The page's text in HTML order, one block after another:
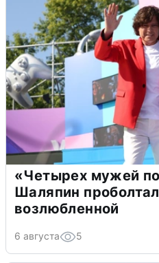
«Четырех мужей
Шаляпин
возлюбленной
6 августа 5